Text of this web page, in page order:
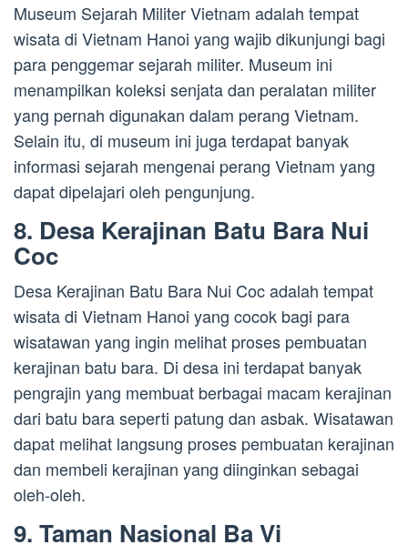
Museum Sejarah Militer Vietnam adalah tempat
wisata di Vietnam Hanoi yang wajib dikunjungi bagi
para penggemar sejarah militer. Museum ini
menampilkan koleksi senjata dan peralatan militer
yang pernah digunakan dalam perang Vietnam.
Selain itu, di museum ini juga terdapat banyak
informasi sejarah mengenai perang Vietnam yang
dapat dipelajari oleh pengunjung.
8. Desa Kerajinan Batu Bara Nui
Coc
Desa Kerajinan Batu Bara Nui Coc adalah tempat
wisata di Vietnam Hanoi yang cocok bagi para
wisatawan yang ingin melihat proses pembuatan
kerajinan batu bara. Di desa ini terdapat banyak
pengrajin yang membuat berbagai macam kerajinan
dari batu bara seperti patung dan asbak. Wisatawan
dapat melihat langsung proses pembuatan kerajinan
dan membeli kerajinan yang diinginkan sebagai
oleh-oleh.
9. Taman Nasional Ba Vi